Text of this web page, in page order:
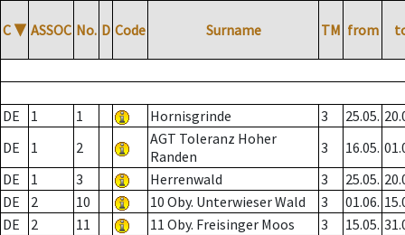
C ▼ ASSOC No. D Code Surname TM from
DE 1 1 Hornisgrinde 3 25.05.
DE
1 2
AGT Toleranz Hoher
Randen
3 16.05.
DE
1 3 Herrenwald 3 25.05.
DE
2 10 10 Oby. Unterwieser Wald 3 01.06.
DE
2 11 11 Oby. Freisinger Moos 3 15.05.